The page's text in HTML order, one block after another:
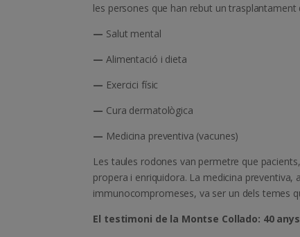
les persones que han rebut un trasplantament
— Salut mental
—Alimentació i dieta
— Exercici físic
— Cura dermatològica
— Medicina preventiva (vacunes)
Les taules rodones van permetre que
propera i enriquidora. La medicina
immunocompromeses, va ser un dels temes
El testimoni de la Montse Collado: 40